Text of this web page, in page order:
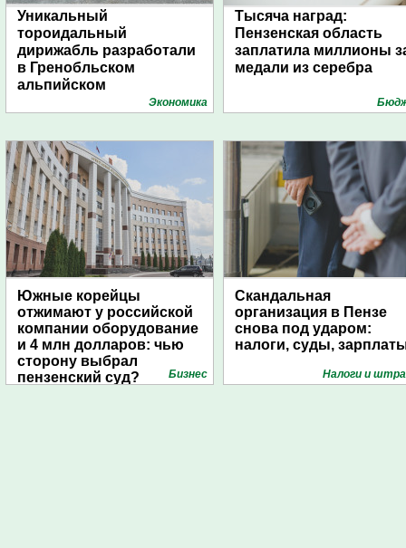
Уникальный
тороидальный
дирижабль разработали
в Гренобльском
альпийском
Экономика
Тысяча наград:
Пензенская область
заплатила миллионы
медали из серебра
Южные корейцы
отжимают у российской
компании оборудование
и 4 млн долларов: чью
сторону выбрал
пензенский суд?
Бизнес
Скандальная
организация в Пензе
снова под ударом:
налоги, суды,
Налоги и